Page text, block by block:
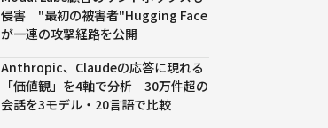
侵害 "最初の被害者"Hugging Face
が一連の攻撃経路を公開
Anthropic、Claudeの応答に現れる
「価値観」を4軸で分析 30万件超の
会話を3モデル・20言語で比較